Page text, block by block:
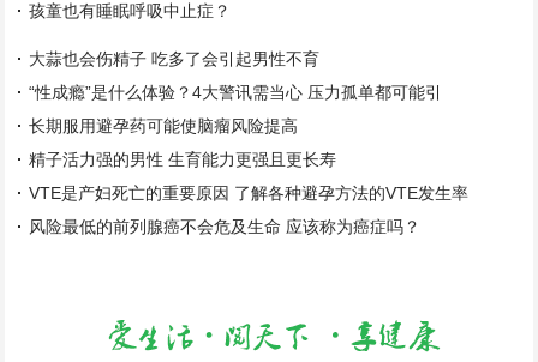
孩童也有睡眠呼吸中止症？
大蒜也会伤精子 吃多了会引起男性不育
“性成瘾”是什么体验？4大警讯需当心 压力孤单都可能引
长期服用避孕药可能使脑瘤风险提高
精子活力强的男性 生育能力更强且更长寿
VTE是产妇死亡的重要原因 了解各种避孕方法的VTE发生率
风险最低的前列腺癌不会危及生命 应该称为癌症吗？